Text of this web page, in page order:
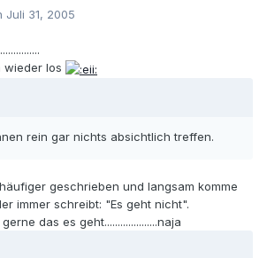
Juli 31, 2005
wieder los
rein gar nichts absichtlich treffen.
geschrieben und langsam komme
immer schreibt: "Es geht nicht".
das es geht....................naja